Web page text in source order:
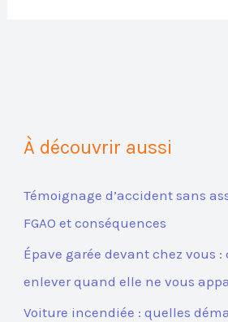
À découvrir aussi
Témoignage d’accident sans
FGAO et conséquences
Épave garée devant chez vous
enlever quand elle ne vous
Voiture incendiée : quelles